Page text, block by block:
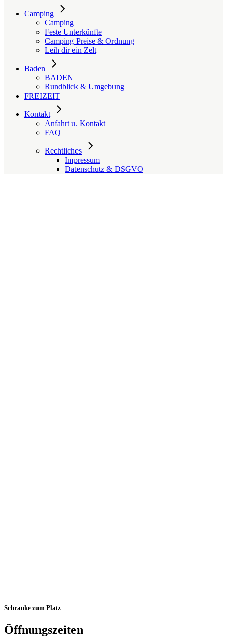
Camping
Camping
Feste Unterkünfte
Camping Preise & Ordnung
Leih dir ein Zelt
Baden
BADEN
Rundblick & Umgebung
FREIZEIT
Kontakt
Anfahrt u. Kontakt
FAQ
Rechtliches
Impressum
Datenschutz & DSGVO
Schranke zum Platz
Öffnungszeiten